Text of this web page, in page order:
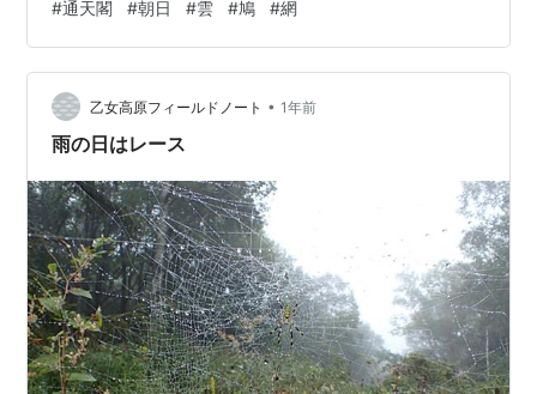
は、大きな妨害が立ちはだかっていた。 鳩よけの網だ。
その網が取り付けられたのは2カ月ほどだった。 マンシ
ョンの外壁に足場が組まれ、修繕が実施されて、それが
終わろうかというころ、管理会社から「鳩よけの網を取
り付けるのに3000円かかりますが、どうします」と聞か
#通天閣 #朝日 #雲 #鳩 #網
乙女高原フィールドノート • 1年前
雨の日はレース